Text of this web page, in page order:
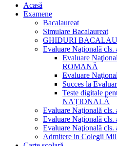
Acasă
Examene
Bacalaureat
Simulare Bacalaureat
GHIDURI
Evaluare Naţională cls.
Evaluare
ROMANĂ
Evaluare
Succes la
Teste digitale
NAȚIONALĂ
Evaluare Naţională cls.
Evaluare Naţională cls.
Evaluare Naţională cls.
Admitere in Colegii